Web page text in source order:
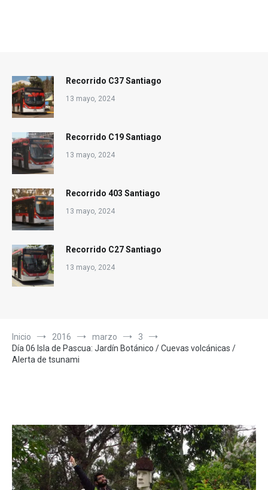
Recorrido C37 Santiago
13 mayo, 2024
Recorrido C19 Santiago
13 mayo, 2024
Recorrido 403 Santiago
13 mayo, 2024
Recorrido C27 Santiago
13 mayo, 2024
Inicio 2016 marzo
3
Día 06 Isla de Pascua: Jardín Botánico / Cuevas volcánicas /
Alerta de tsunami